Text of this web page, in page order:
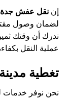
إننقل عفش جدة
لضمان وصول
ندرك أن وقتك
عملية النقل
تغطية
نحن نوفر خدمات